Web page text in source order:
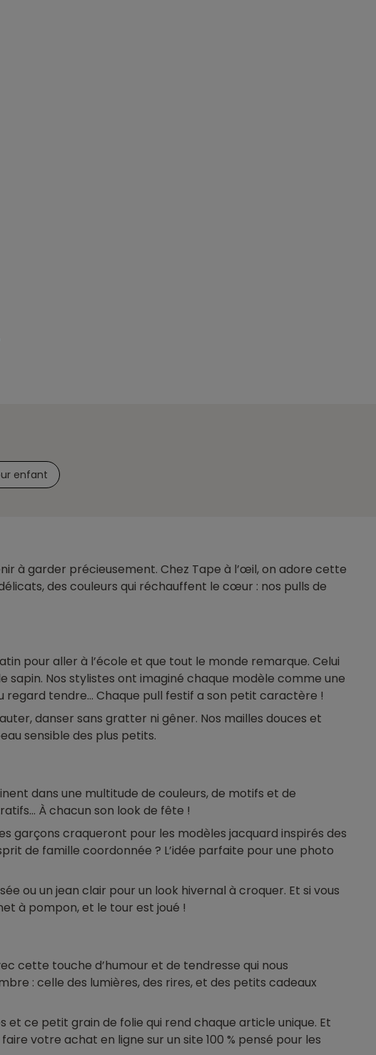
enfant
à garder précieusement. Chez Tape à l’œil, on adore cette
des couleurs qui réchauffent le cœur : nos pulls de
pour aller à l’école et que tout le monde remarque. Celui
Nos stylistes ont imaginé chaque modèle comme une
regard tendre… Chaque pull festif a son petit caractère !
danser sans gratter ni gêner. Nos mailles douces et
sensible des plus petits.
dans une multitude de couleurs, de motifs et de
À chacun son look de fête !
garçons craqueront pour les modèles jacquard inspirés des
de famille coordonnée ? L’idée parfaite pour une photo
ou un jean clair pour un look hivernal à croquer. Et si vous
à pompon, et le tour est joué !
cette touche d’humour et de tendresse qui nous
: celle des lumières, des rires, et des petits cadeaux
et ce petit grain de folie qui rend chaque article unique. Et
votre achat en ligne sur un site 100 % pensé pour les